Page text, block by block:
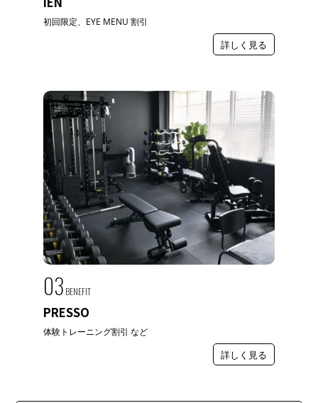
初回限定、EYE MENU 割引
詳しく見る
03 BENEFIT
PRESSO
体験トレーニング割引 など
詳しく見る